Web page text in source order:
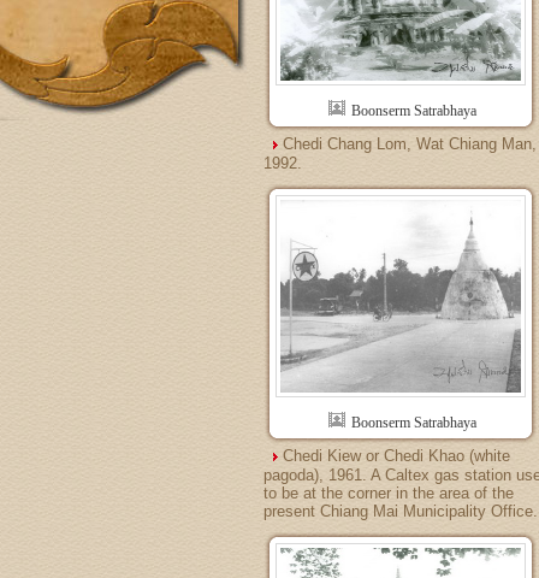
Boonserm Satrabhaya
Chedi Chang Lom, Wat Chiang Man,
1992.
Boonserm Satrabhaya
Chedi Kiew or Chedi Khao (white
pagoda), 1961. A Caltex gas station
to be at the corner in the area of the
present Chiang Mai Municipality Office.